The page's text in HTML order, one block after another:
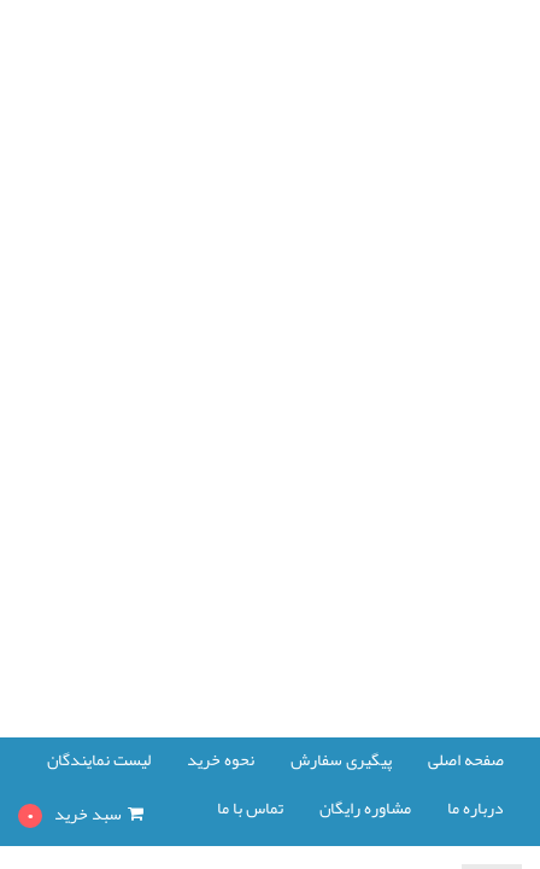
صفحه اصلی پیگیری سفارش نحوه خرید لیست نمایندگان
درباره ما مشاوره رایگان تماس با ما سبد خرید 0